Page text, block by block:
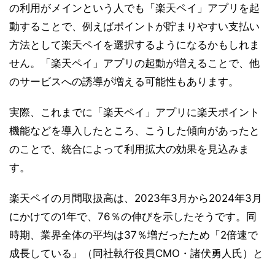
の利用がメインという人でも「楽天ペイ」アプリを起
動することで、例えばポイントが貯まりやすい支払い
方法として楽天ペイを選択するようになるかもしれま
せん。「楽天ペイ」アプリの起動が増えることで、他
のサービスへの誘導が増える可能性もあります。
実際、これまでに「楽天ペイ」アプリに楽天ポイント
機能などを導入したところ、こうした傾向があったと
のことで、統合によって利用拡大の効果を見込みま
す。
楽天ペイの月間取扱高は、2023年3月から2024年3月
にかけての1年で、76％の伸びを示したそうです。同
時期、業界全体の平均は37％増だったため「2倍速で
成長している」（同社執行役員CMO・諸伏勇人氏）と